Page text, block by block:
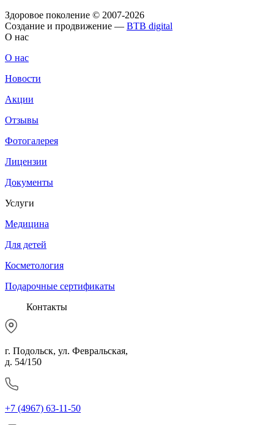
Здоровое поколение © 2007-2026
Создание и продвижение — BTB digital
О нас
О нас
Новости
Акции
Отзывы
Фотогалерея
Лицензии
Документы
Услуги
Медицина
Для детей
Косметология
Подарочные сертификаты
Контакты
г. Подольск, ул. Февральская,
д. 54/150
+7 (4967) 63-11-50